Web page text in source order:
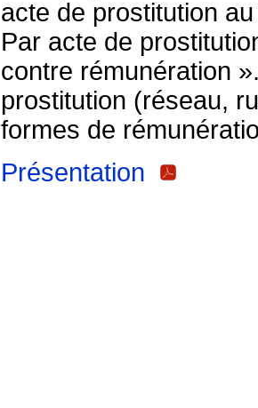
acte de prostitution
Par acte de
contre rémunération
prostitution (réseau,
formes de
Présentation